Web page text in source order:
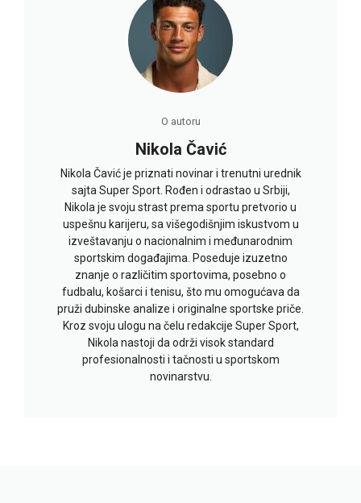
O autoru
Nikola Čavić
Nikola Čavić je priznati novinar i trenutni urednik
sajta Super Sport. Rođen i odrastao u Srbiji,
Nikola je svoju strast prema sportu pretvorio u
uspešnu karijeru, sa višegodišnjim iskustvom u
izveštavanju o nacionalnim i međunarodnim
sportskim događajima. Poseduje izuzetno
znanje o različitim sportovima, posebno o
fudbalu, košarci i tenisu, što mu omogućava da
pruži dubinske analize i originalne sportske priče.
Kroz svoju ulogu na čelu redakcije Super Sport,
Nikola nastoji da održi visok standard
profesionalnosti i tačnosti u sportskom
novinarstvu.